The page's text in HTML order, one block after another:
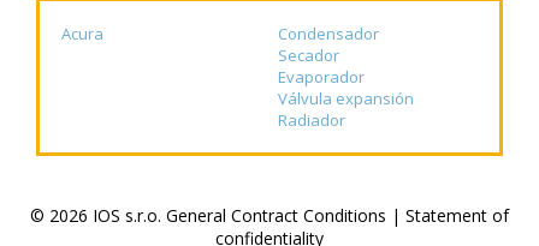
Acura
Condensador
Secador
Evaporador
Válvula expansión
Radiador
© 2026 IOS s.r.o. General Contract Conditions | Statement of
confidentiality